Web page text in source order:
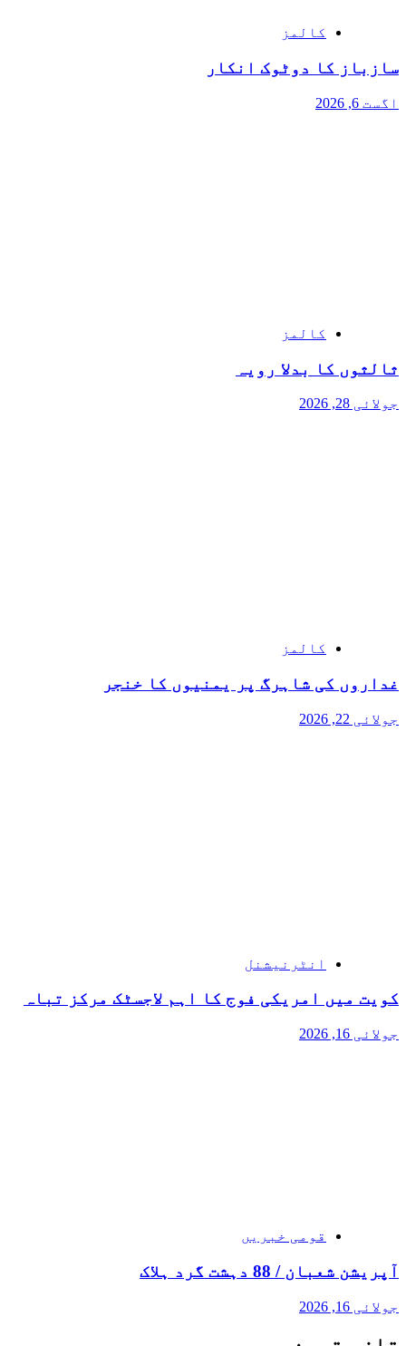
کالمز
سازباز کا دوٹوک انکار
اگست 6, 2026
کالمز
ثالثوں کا بدلا رویہ
جولائی 28, 2026
کالمز
غداروں کی شاہرگ پر یمنیوں کا خنجر
جولائی 22, 2026
انٹرنیشنل
کویت میں امریکی فوج کا اہم لاجسٹک مرکز تباہ
جولائی 16, 2026
قومی خبریں
آپریشن شعبان / 88 دہشت گرد ہلاک
جولائی 16, 2026